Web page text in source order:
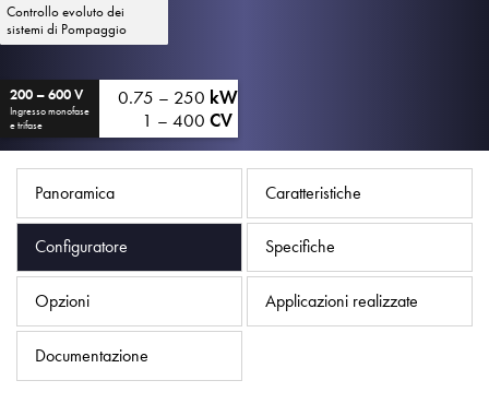
Controllo evoluto dei
sistemi di Pompaggio
200 – 600 V
Ingresso monofase
e trifase
0.75 – 250 kW
1 – 400 CV
Panoramica Caratteristiche
Configuratore Specifiche
Opzioni Applicazioni realizzate
Documentazione
Informativa sulla privacy
Mappa del sito
iSource Accedere